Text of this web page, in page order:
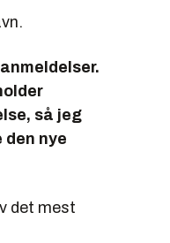
så jeg
den nye
det mest